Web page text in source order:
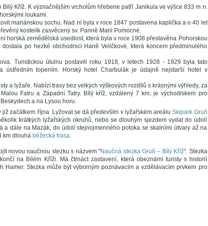
Kříž. K význačnějším vrcholům hřebene patří Janikula ve výšce 833 m n.
loukami.
mariánskou sochu. Nad ní byla v roce 1847 postavena kaplička a o 40 let
kostelík zasvěcený sv. Panně Marii Pomocné.
horská zemědělská usedlost, která byla v roce 1908 přestavěna Pohorskou
po hezké obchodnici Haně Veličkové, která koncem předminulého
Turistickou útulnu postavili roku 1918, v letech 1928 - 1929 byla tato
topením. Horský hotel Charbulák je údajně nejstarší hotel v
a lyžaře. Nabízí trasy bez velkých výškových rozdílů s krásnými výhledy, za
Fatru a Západní Tatry. Bílý kříž, vzdálený 7 km, je východiskem pro
a na Lysou horu.
začátkem října. Lyžovat se dá především v lyžařském areáluSkipark Gruň
krátkých lyžařských okruhů, nebo se dlouhým sjezdem vydat do údolí
a dále na Mazák, do údolí stejnojmenného potoka se skalními útvary až na
km dlouhá běžecká trasa.
novou naučnou stezku s názvem "Naučná stezka Gruň – Bílý Kříž". Stezka
na Bílém Kříži. Má čtrnáct zastavení, která obeznámí turisty s historií
Hamer. Stezka může být výborným poznávacím a vzdělávacím prvkem pro